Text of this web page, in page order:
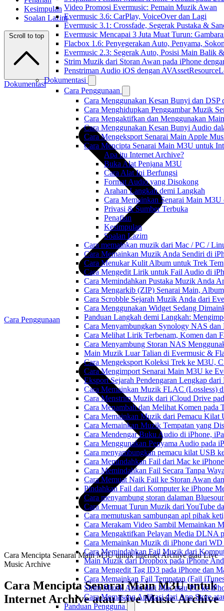
Video Promosi Evermusic: Pemain Muzik Awan
Evermusic 3.6: CarPlay, VoiceOver dan Lagi
Evermusic 3.1: Crossfade, Segerak Pustaka &
Evermusic Mencapai 3 Juta Muat Turun:
Flacbox 1.6: Penyegerakan Auto, Penyama,
Evermusic 2.3: Segerak Auto, Posisi Main Balik
Strim Muzik dari Storan Awan pada iPhone
Penstriman Audio iOS dengan
Dokumentasi
Cara Penggunaan
Cara Menggunakan Kesan Bunyi dan DSP
Cara Menghidupkan Penggambar Muzik
Cara Mengaktifkan dan Menggunakan
Cara Menggunakan Kesan Bunyi Audio
Cara Mengeksport Senarai Main Apple
Cara Mencipta Senarai Main M3U untuk
Apa itu Internet Archive?
Buka Alat Penjana M3U
Cara Alat Ini Berfungsi
Format Audio yang Disokong
Arahan Langkah demi Langkah
Cara Memainkan Senarai Main M3U
Privasi & Sumber Terbuka
Penafian
Kesimpulan
Soalan Lazim
Cara memainkan muzik dari Mac / PC /
Cara Memainkan Muzik Anda Sendiri di
Cara Menukar Kulit Album untuk Trek
Cara Mengedit Lirik untuk Fail Audio di
Cara Memindahkan Pustaka Muzik Anda
Cara Mengarkib (ZIP) Senarai Main,
Cara Scrobble Sejarah Muzik Anda dari
Cara Menggunakan Widget Sedang
Panduan Langkah demi Langkah:
Cara Menyambungkan Synology NAS
Cara Melihat Lirik Terbenam, Komen dan
Cara Menyambung Storan NAS
Main Muzik Luar Talian di Evermusic &
Cara Mengeksport Koleksi Trek ke M3U,
Cara Mengimport Senarai Main M3U ke
Eksport Sejarah Pendengaran Lengkap
Cara Memainkan Muzik FLAC (Lossless)
Cara Menstrim Muzik dari iCloud Drive
Cara Menambah dan Melihat Komen pada
Cara Memainkan Muzik dari Pemacu Kilat
Cara Memainkan Muzik Tempatan yang
Cara Mendengar Buku Audio di iPhone,
Cara Menggunakan Penyama Audio pada
Cara menyambungkan pemacu kilat USB
Cara Memindahkan Fail dari Mac ke
Cara Memindahkan Fail Secara Tanpa
Cara Memuat Naik Fail ke Storan Awan
Pindahkan Fail dari Komputer ke iPhone
Cara menyambung storan dalaman
Cara Memuat Turun Muzik dari YouTube
Cara memutuskan sambungan apl pihak
Cara Merakam Video Sambil Memainkan
Cara Mengaktifkan Pelayan Media DLNA
Cara Memainkan Muzik di iPhone dari
Cara Memindahkan Fail Muzik dari
Main Muzik dari Dropbox pada iPhone
Cara Mengedit Tag ID3 pada iPhone dan
Cara Memainkan Fail Tempatan (Fail
Strim Muzik Anda dari Mac atau PC ke
Cara Memasang Aplikasi dari App Store
Panduan Pengguna
Kesimpulan
Soalan Lazim
Scroll to top
Dokumentasi
Cara Penggunaan
Cara Mencipta Senarai Main M3U untuk Internet Archive atau Live
Music Archive
Cara Mencipta Senarai Main M3U untuk
Internet Archive atau Live Music Archive